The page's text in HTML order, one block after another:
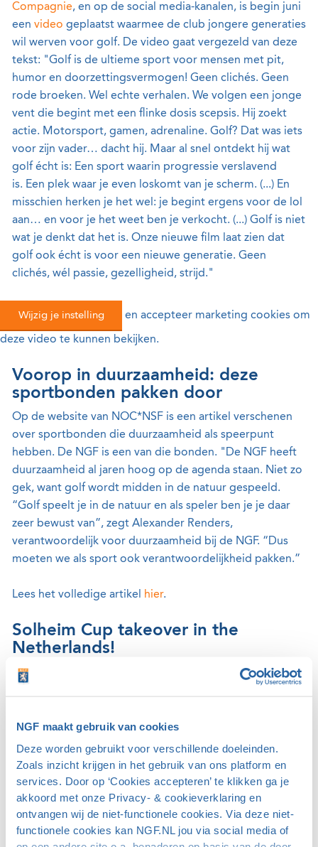
NGF maakt gebruik van cookies
Deze worden gebruikt voor verschillende doeleinden.
Zoals inzicht krijgen in het gebruik van ons platform en
services. Door op ‘Cookies accepteren’ te klikken ga je
akkoord met onze Privacy- & cookieverklaring en
ontvangen wij de niet-functionele cookies. Via deze niet-
functionele cookies kan NGF.NL jou via social media of
Compagnie, en op de social media-kanalen, is begin juni
een video geplaatst waarmee de club jongere generaties
wil werven voor golf. De video gaat vergezeld van deze
tekst: "Golf is de ultieme sport voor mensen met pit,
humor en doorzettingsvermogen! Geen clichés. Geen
rode broeken. Wel echte verhalen. We volgen een jonge
vent die begint met een flinke dosis scepsis. Hij zoekt
actie. Motorsport, gamen, adrenaline. Golf? Dat was iets
voor zijn vader… dacht hij. Maar al snel ontdekt hij wat
golf écht is: Een sport waarin progressie verslavend
is. Een plek waar je even loskomt van je scherm. (...) En
misschien herken je het wel: je begint ergens voor de lol
aan… en voor je het weet ben je verkocht. (...) Golf is niet
wat je denkt dat het is. Onze nieuwe film laat zien dat
golf ook écht is voor een nieuwe generatie. Geen
clichés, wél passie, gezelligheid, strijd."
Wijzig je instelling en accepteer marketing cookies om
deze video te kunnen bekijken.
Voorop in duurzaamheid: deze
sportbonden pakken door
Op de website van NOC*NSF is een artikel verschenen
over sportbonden die duurzaamheid als speerpunt
hebben. De NGF is een van die bonden. "De NGF heeft
duurzaamheid al jaren hoog op de agenda staan. Niet zo
gek, want golf wordt midden in de natuur gespeeld.
“Golf speelt je in de natuur en als speler ben je je daar
zeer bewust van”, zegt Alexander Renders,
verantwoordelijk voor duurzaamheid bij de NGF. “Dus
moeten we als sport ook verantwoordelijkheid pakken.”
Lees het volledige artikel hier.
Solheim Cup takeover in the
Netherlands!
Anne van Dam was gast is een aflevering vande podcast
"Extreme weersomstandigheden
zijn onze grootste uitdaging"
InDe Volkskrantvertelt Dylan Kuik,
de hoofdgreenkeeper van The International, hoe de
golfbaan duurzaam beheerd wordt. Op The International
wordt van 5 tot en met 8 juni het KLM Open gespeeld.